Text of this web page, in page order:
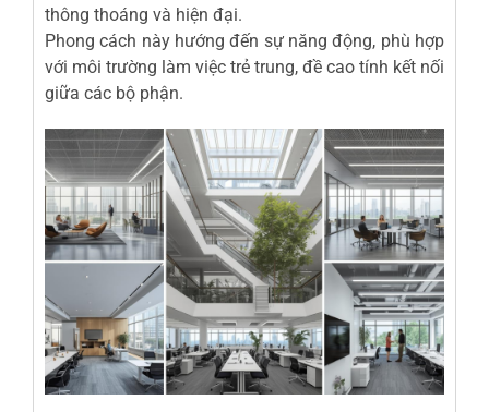
thông thoáng và hiện đại.
Phong cách này hướng đến sự năng động, phù hợp
với môi trường làm việc trẻ trung, đề cao tính kết nối
giữa các bộ phận.